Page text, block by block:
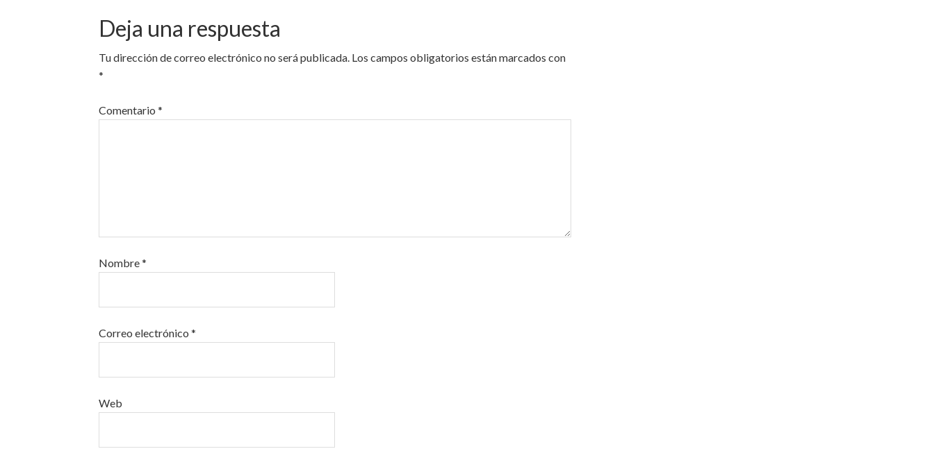
Deja una respuesta
Tu dirección de correo electrónico no será publicada. Los campos obligatorios están marcados con
*
Comentario *
Nombre*
Correo electrónico *
Web